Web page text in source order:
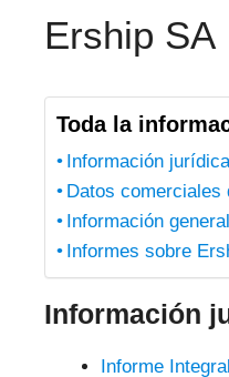
Ership SA
Toda la
Información
Datos comerciales
Información
Informes sobre
Información
Informe Integral